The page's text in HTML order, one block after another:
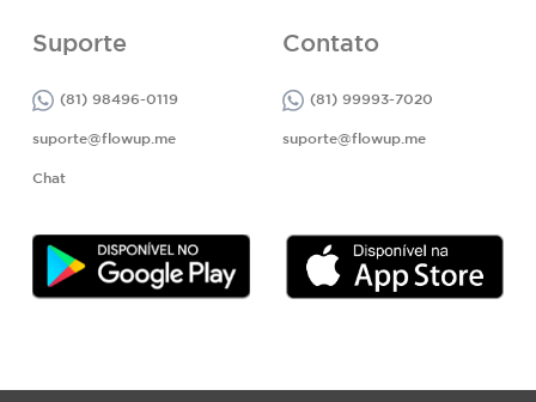
Suporte
(81) 98496-0119
suporte@flowup.me
Chat
Contato
(81) 99993-7020
suporte@flowup.me